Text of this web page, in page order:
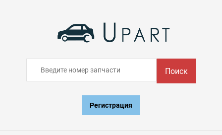
Поиск
Регистрация